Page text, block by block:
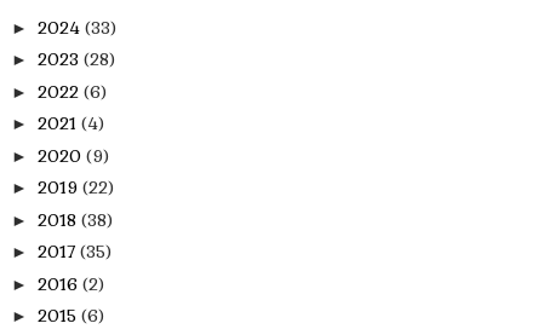
► 2024 (33)
► 2023 (28)
► 2022 (6)
► 2021 (4)
► 2020 (9)
► 2019 (22)
► 2018 (38)
► 2017 (35)
► 2016 (2)
► 2015 (6)